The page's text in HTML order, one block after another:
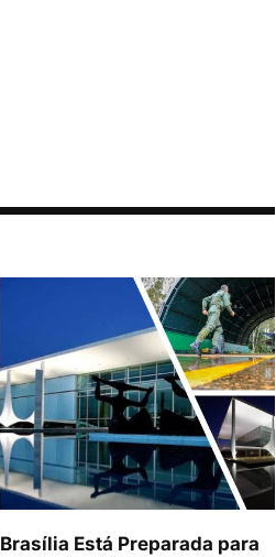
Brasília Está Preparada para